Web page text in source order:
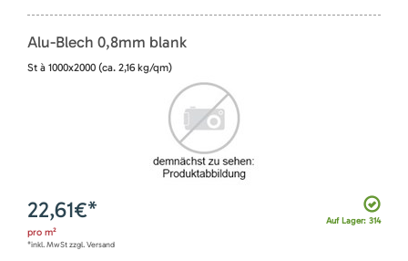
Alu-Blech 0,8mm blank
St à 1000x2000 (ca. 2,16 kg/qm)
Auf Lager: 314
22,61€*
pro m²
*inkl. MwSt zzgl. Versand